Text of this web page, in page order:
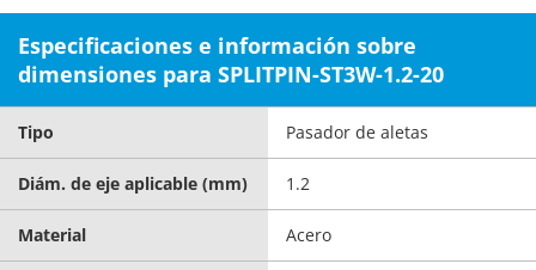
Especificaciones e información sobre
dimensiones para SPLITPIN-ST3W-1.2-20
Tipo Pasador de aletas
Diám. de eje aplicable (mm) 1.2
Material Acero